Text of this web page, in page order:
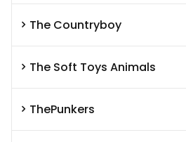
The Countryboy
The Soft Toys Animals
ThePunkers